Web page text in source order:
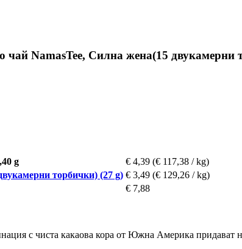
чай NamasTee, Силна жена(15 двукамерни
g € 4,39 (€ 117,38 / kg)
торбички) (27 g) € 3,49 (€ 129,26 / kg)
€ 7,88
с чиста какаова кора от Южна Америка придават